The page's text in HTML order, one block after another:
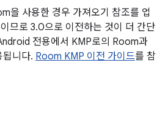
을 사용한 경우 가져오기 참조를 업
므로 3.0으로 이전하는 것이 더 간단
전용에서 KMP로의 Room과
됩니다. Room KMP 이전 가이드를 참